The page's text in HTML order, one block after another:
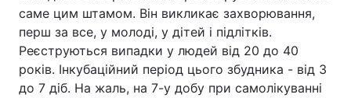
саме цим штамом. Він викликає захворювання,
перш за все, у молоді, у дітей і підлітків.
Реєструються випадки у людей від 20 до 40
років. Інкубаційний період цього збудника - від 3
до 7 діб. На жаль, на 7-у добу при самолікуванні